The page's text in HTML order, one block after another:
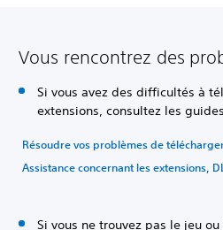
Vous rencontrez des
Si vous avez des difficultés à
extensions, consultez les
Résoudre vos problèmes de
Assistance concernant les extensions,
Si vous ne trouvez pas le jeu